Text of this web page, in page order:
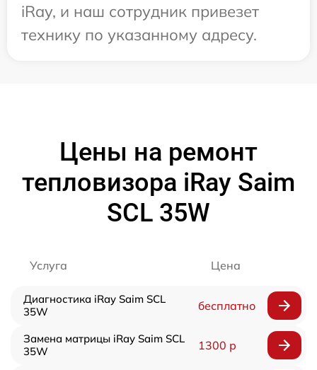
iRay, и наш сотрудник привезет
технику по указанному адресу.
Цены на ремонт
тепловизора iRay Saim
SCL 35W
Услуга Цена
Диагностика iRay Saim SCL
35W
бесплатно
Замена матрицы iRay Saim SCL
35W
1300 р